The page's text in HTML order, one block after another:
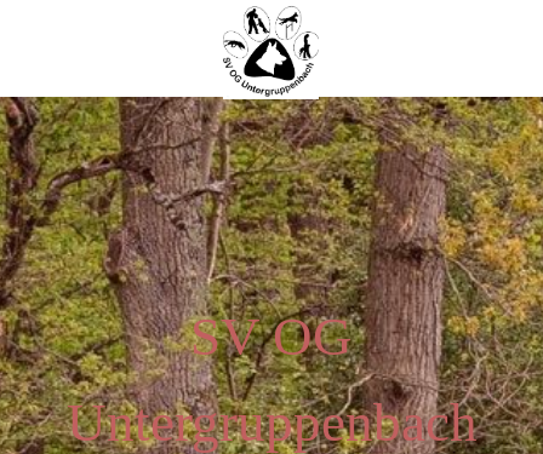
SV OG
Untergruppenbach